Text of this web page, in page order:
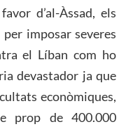
d’al-Àssad, els
imposar severes
el Líban com ho
devastador ja que
econòmiques,
prop de 400.000